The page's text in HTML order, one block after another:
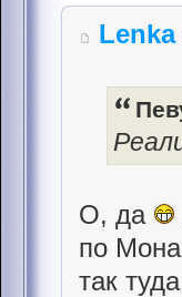
Lenka
О, да
по
так